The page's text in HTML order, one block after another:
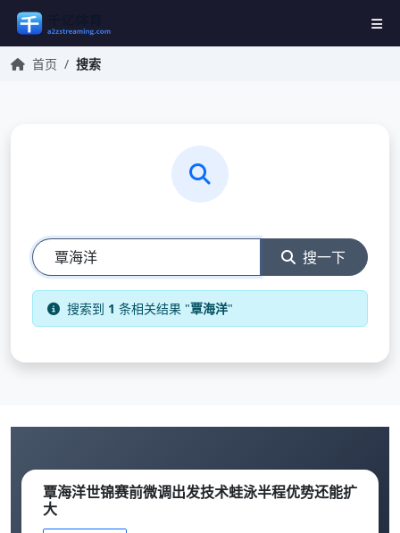
首页 / 搜索
搜一下
搜索到 1 条相关结果 "覃海洋"
覃海洋世锦赛前微调出发技术蛙泳半程优势还能扩
大